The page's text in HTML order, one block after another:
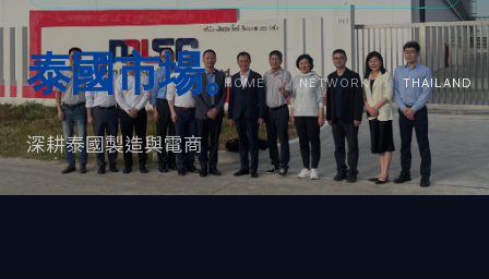
HOME › NETWORK › THAILAND
泰國市場。
深耕泰國製造與電商